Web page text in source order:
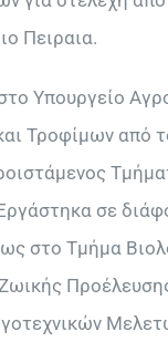
Πειραια.
Υπουργείο
Τροφίμων από
σε
στο Τμήμα